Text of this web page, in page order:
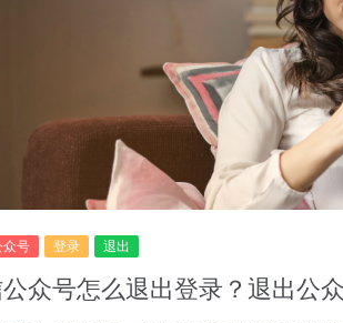
众号 登录 退出
众号怎么退出登录？退出公